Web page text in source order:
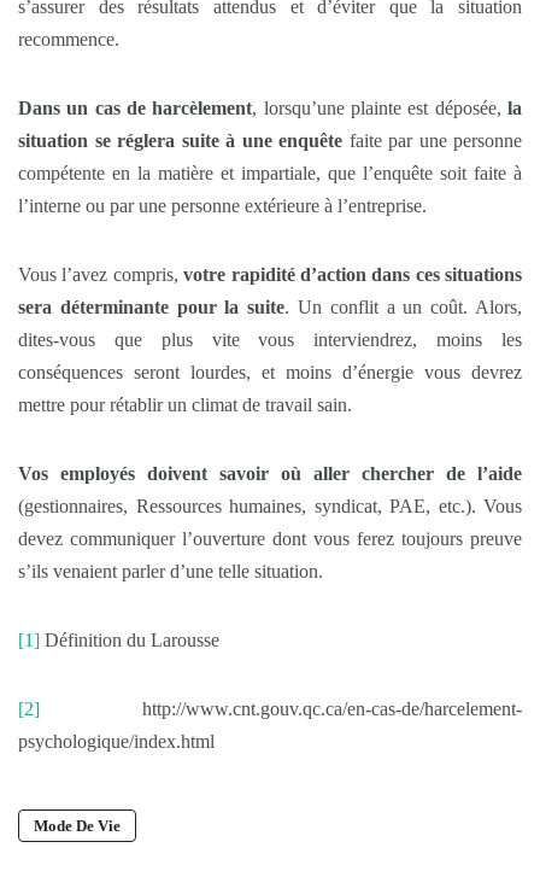
s’assurer des résultats attendus et d’éviter que la situation
recommence.
Dans un cas de harcèlement, lorsqu’une plainte est déposée,la
situation se réglera suite à une enquête faite par une personne
compétente en la matière et impartiale, que l’enquête soit faite à
l’interne ou par une personne extérieure à l’entreprise.
Vous l’avez compris,votre rapidité d’action dans ces situations
sera déterminante pour la suite. Un conflit a un coût. Alors,
dites-vous que plus vite vous interviendrez, moins les
conséquences seront lourdes, et moins d’énergie vous devrez
mettre pour rétablir un climat de travail sain.
Vos employés doivent savoir où aller chercher de l’aide
(gestionnaires, Ressources humaines, syndicat, PAE, etc.). Vous
devez communiquer l’ouverture dont vous ferez toujours preuve
s’ils venaient parler d’une telle situation.
[1] Définition du Larousse
[2] http://www.cnt.gouv.qc.ca/en-cas-de/harcelement-
psychologique/index.html
Mode De Vie